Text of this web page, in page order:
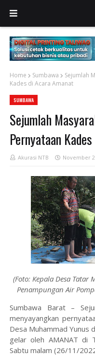
Home Sumbawa
Sejumlah
Kades di Acara Amanat
SUMBAWA
Sejumlah
Pernyataan
Akurasi NTB November
(Foto: Kepala Desa
Penampungan Air
Sumbawa Barat –
menyayangkan
Desa Muhammad Yunus
gelar oleh AMANAT di
Sabtu malam (26/11/